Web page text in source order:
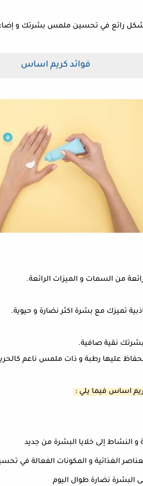
رائع في تحسين ملمس بشرتك و
فوائد كريم اساس
من السمات و الميزات الرائعة.
تميزك مع بشرة اكثر نضارة و حيوية.
بشرتك نقية صافية.
عليها رطبة و ذات ملمس ناعم
اساس فيما يلي :
و النشاط إلى خلايا البشرة من جديد
الغذائية و المكونات الفعالة في
البشرة نضارة طوال اليوم